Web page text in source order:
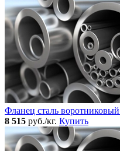
Фланец сталь
8 515 руб./кг. Купить